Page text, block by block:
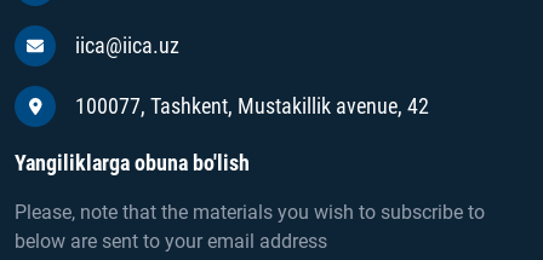
iica@iica.uz
100077, Tashkent, Mustakillik avenue, 42
Yangiliklarga obuna bo'lish
Please, note that the materials you wish to subscribe to
below are sent to your email address